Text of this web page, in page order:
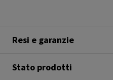
Resi e garanzie
Stato prodotti